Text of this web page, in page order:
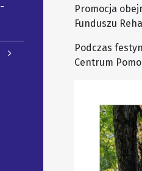
Promocja
Funduszu
Podczas
Centrum